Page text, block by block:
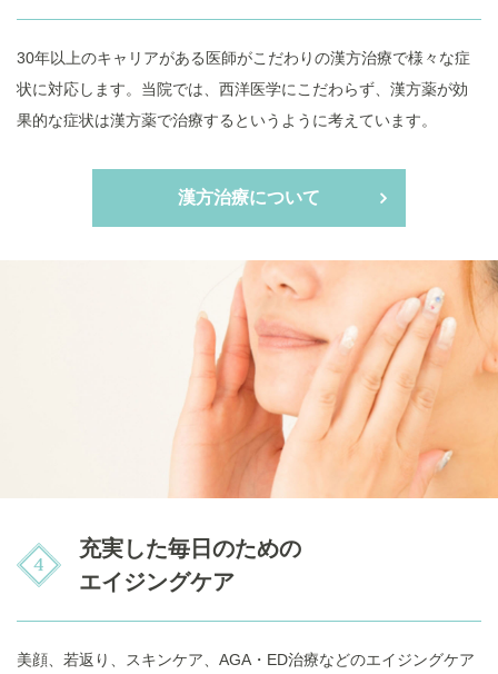
30年以上のキャリアがある医師がこだわりの漢方治療で様々な症
状に対応します。当院では、西洋医学にこだわらず、漢方薬が効
果的な症状は漢方薬で治療するというように考えています。
漢方治療について
充実した毎日のための
エイジングケア
美顔、若返り、スキンケア、AGA・ED治療などのエイジングケア